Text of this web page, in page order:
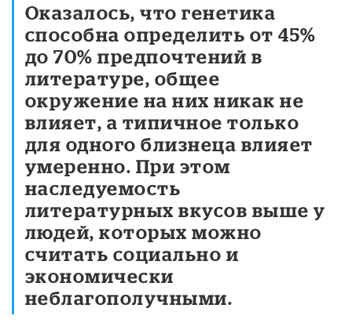
Оказалось, что генетика
способна определить от 45%
до 70% предпочтений в
литературе, общее
окружение на них никак не
влияет, а типичное только
для одного близнеца влияет
умеренно. При этом
наследуемость
литературных вкусов выше у
людей, которых можно
считать социально и
экономически
неблагополучными.